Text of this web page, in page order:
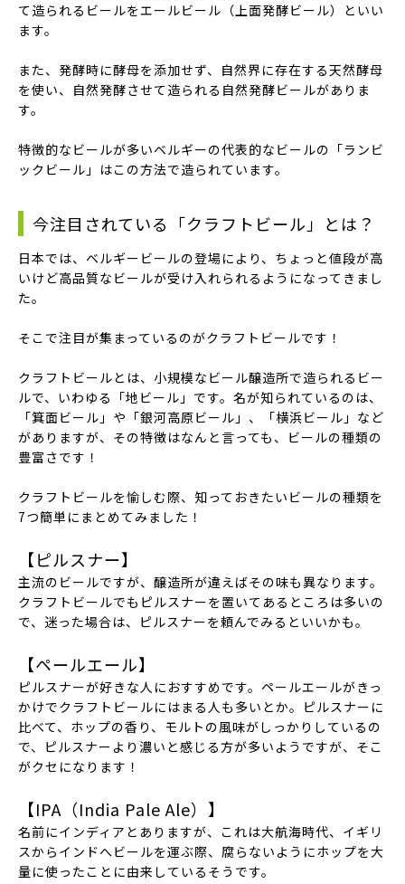
て造られるビールをエールビール（上面発酵ビール） といい
ます。
また、発酵時に酵母を添加せず、自然界に存在する天然酵母
を使い、自然発酵させて造られる自然発酵ビールがありま
す。
特徴的なビールが多いベルギーの代表的なビールの「ランビ
ックビール」はこの方法で造られています。
今注目されている「クラフトビール」とは？
日本では、ベルギービールの登場により、ちょっと値段が高
いけど高品質なビールが受け入れられるようになってきまし
た。
そこで注目が集まっているのがクラフトビールです！
クラフトビールとは、小規模なビール醸造所で造られるビー
ルで、いわゆる「地ビール」です。名が知られているのは、
「箕面ビール」や「銀河高原ビール」、「横浜ビール」など
がありますが、その特徴はなんと言っても、ビールの種類の
豊富さです！
クラフトビールを愉しむ際、知っておきたいビールの種類を
7つ簡単にまとめてみました！
【ピルスナー】
主流のビールですが、醸造所が違えばその味も異なります。
クラフトビールでもピルスナーを置いてあるところは多いの
で、迷った場合は、ピルスナーを頼んでみるといいかも。
【ペールエール】
ピルスナーが好きな人におすすめです。ペールエールがきっ
かけでクラフトビールにはまる人も多いとか。ピルスナーに
比べて、ホップの香り、モルトの風味がしっかりしているの
で、ピルスナーより濃いと感じる方が多いようですが、そこ
がクセになります！
【IPA（India Pale Ale）】
名前にインディアとありますが、これは大航海時代、イギリ
スからインドへビールを運ぶ際、腐らないようにホップを大
量に使ったことに由来しているそうです。